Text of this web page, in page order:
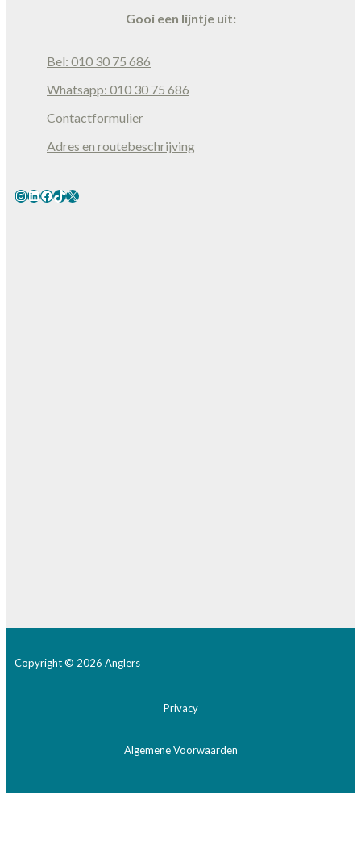
Gooi een lijntje uit:
Bel: 010 30 75 686
Whatsapp: 010 30 75 686
Contactformulier
Adres en routebeschrijving
Instagram
LinkedIn
Facebook
TikTok
X
Copyright © 2026 Anglers
Privacy
Algemene Voorwaarden